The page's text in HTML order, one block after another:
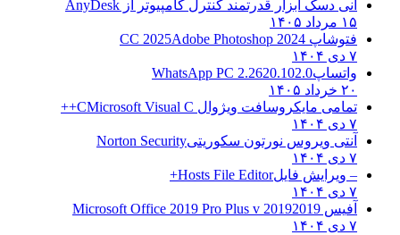
انی دسک ابزار قدرتمند کنترل کامپیوتر از AnyDesk
۱۵ مرداد ۱۴۰۵
فتوشاپ CC 2025 Adobe Photoshop 2024
۷ دی ۱۴۰۴
واتساپWhatsApp PC 2.2620.102.0
۲۰ خرداد ۱۴۰۵
تمامی مایکروسافت ویژوال C Microsoft Visual C++
۷ دی ۱۴۰۴
آنتی ویروس نورتون سکوریتیNorton Security
۷ دی ۱۴۰۴
– ویرایش فایلHosts File Editor+
۷ دی ۱۴۰۴
آفیس 2019 2019 Microsoft Office 2019 Pro Plus v
۷ دی ۱۴۰۴